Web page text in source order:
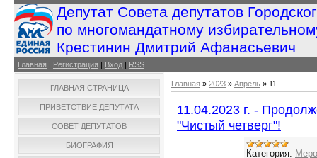
Депутат Совета депутатов
по многомандатному
Крестинин Дмитрий Афанасьевич
Главная | Регистрация | Вход | RSS
ГЛАВНАЯ СТРАНИЦА
ПРИВЕТСТВИЕ ДЕПУТАТА
СОВЕТ ДЕПУТАТОВ
БИОГРАФИЯ
Главная » 2023 » Апрель » 11
11.04.2023 г. -
"Чистый четверг"!
Категория: